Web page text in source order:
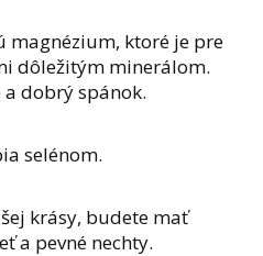
magnézium, ktoré je pre
dôležitým minerálom.
a dobrý spánok.
selénom.
krásy, budete mať
a pevné nechty.